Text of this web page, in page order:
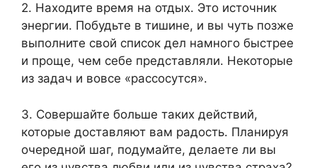
2. Находите время на отдых. Это источник
энергии. Побудьте в тишине, и вы чуть позже
выполните свой список дел намного быстрее
и проще, чем себе представляли. Некоторые
из задач и вовсе «рассосутся».
3. Совершайте больше таких действий,
которые доставляют вам радость. Планируя
очередной шаг, подумайте, делаете ли вы